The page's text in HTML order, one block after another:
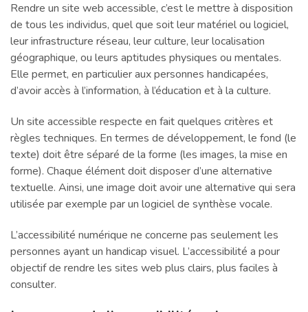
Rendre un site web accessible, c’est le mettre à disposition
de tous les individus, quel que soit leur matériel ou logiciel,
leur infrastructure réseau, leur culture, leur localisation
géographique, ou leurs aptitudes physiques ou mentales.
Elle permet, en particulier aux personnes handicapées,
d’avoir accès à l’information, à l’éducation et à la culture.
Un site accessible respecte en fait quelques critères et
règles techniques. En termes de développement, le fond (le
texte) doit être séparé de la forme (les images, la mise en
forme). Chaque élément doit disposer d’une alternative
textuelle. Ainsi, une image doit avoir une alternative qui sera
utilisée par exemple par un logiciel de synthèse vocale.
L’accessibilité numérique ne concerne pas seulement les
personnes ayant un handicap visuel. L’accessibilité a pour
objectif de rendre les sites web plus clairs, plus faciles à
consulter.